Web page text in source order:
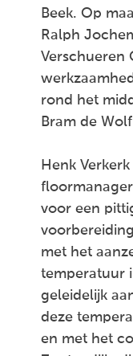
Beek. Op
Ralph
Verschueren
rond het
Bram de
Henk
voor een
met het
temperatuur
geleidelijk
deze
en met het